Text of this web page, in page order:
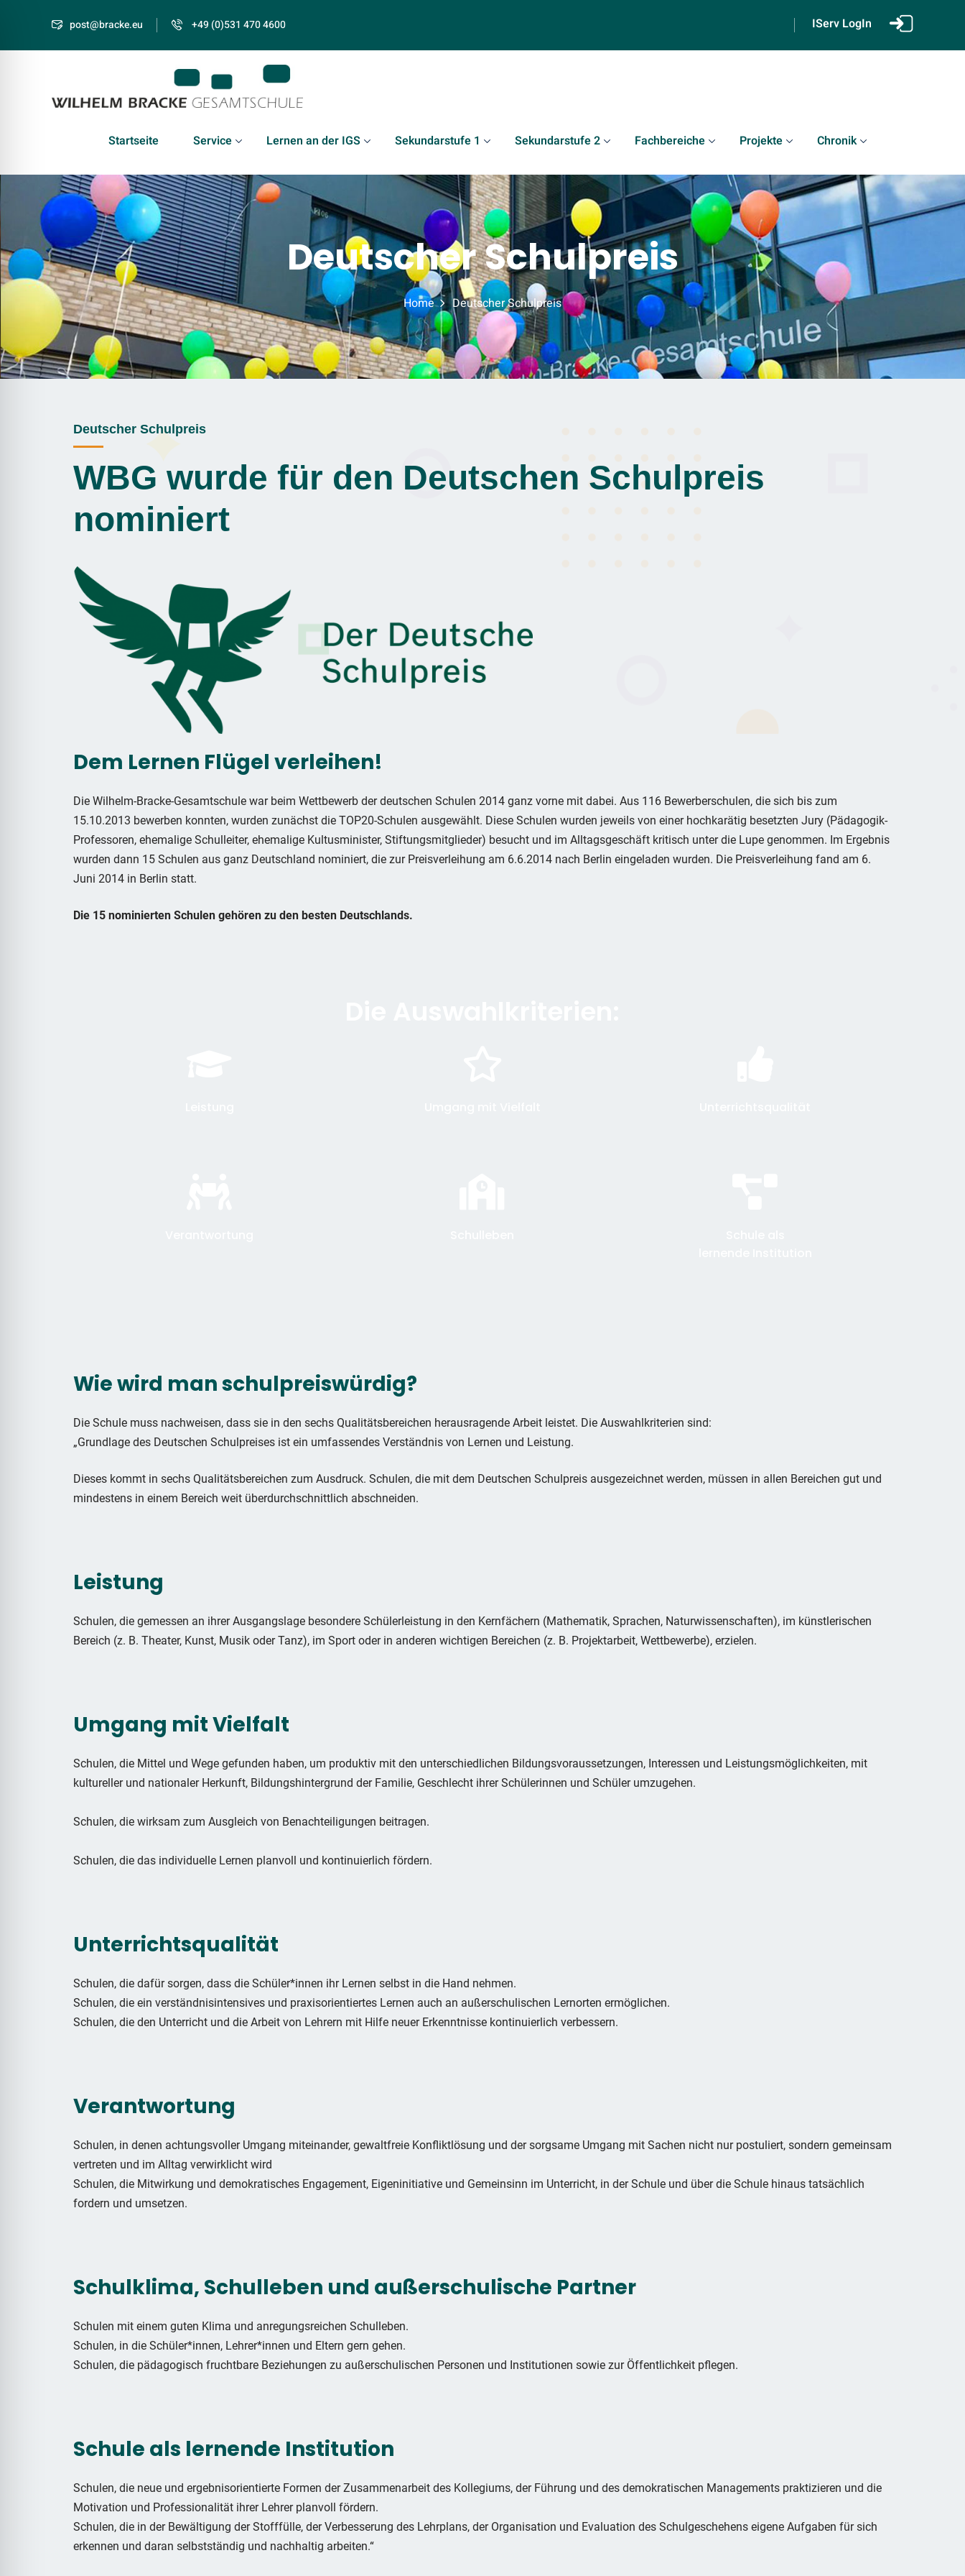
post@bracke.eu +49 (0)531 470 4600 IServ LogIn
Startseite Service Lernen an der IGS Sekundarstufe 1 Sekundarstufe 2 Fachbereiche Projekte Chronik
Deutscher Schulpreis
Home Deutscher Schulpreis
WBG wurde für den Deutschen Schulpreis
nominiert
Deutscher Schulpreis
Dem Lernen Flügel verleihen!
Die Wilhelm-Bracke-Gesamtschule war beim Wettbewerb der deutschen Schulen 2014 ganz vorne mit dabei. Aus 116 Bewerberschulen, die sich bis zum
15.10.2013 bewerben konnten, wurden zunächst die TOP20-Schulen ausgewählt. Diese Schulen wurden jeweils von einer hochkarätig besetzten Jury (Pädagogik-
Professoren, ehemalige Schulleiter, ehemalige Kultusminister, Stiftungsmitglieder) besucht und im Alltagsgeschäft kritisch unter die Lupe genommen. Im Ergebnis
wurden dann 15 Schulen aus ganz Deutschland nominiert, die zur Preisverleihung am 6.6.2014 nach Berlin eingeladen wurden. Die Preisverleihung fand am 6.
Juni 2014 in Berlin statt.
Die 15 nominierten Schulen gehören zu den besten Deutschlands.
Wie wird man schulpreiswürdig?
Die Schule muss nachweisen, dass sie in den sechs Qualitätsbereichen herausragende Arbeit leistet. Die Auswahlkriterien sind:
„Grundlage des Deutschen Schulpreises ist ein umfassendes Verständnis von Lernen und Leistung.
Dieses kommt in sechs Qualitätsbereichen zum Ausdruck. Schulen, die mit dem Deutschen Schulpreis ausgezeichnet werden, müssen in allen Bereichen gut und
mindestens in einem Bereich weit überdurchschnittlich abschneiden.
Leistung
Schulen, die gemessen an ihrer Ausgangslage besondere Schülerleistung in den Kernfächern (Mathematik, Sprachen, Naturwissenschaften), im künstlerischen
Bereich (z. B. Theater, Kunst, Musik oder Tanz), im Sport oder in anderen wichtigen Bereichen (z. B. Projektarbeit, Wettbewerbe), erzielen.
Umgang mit Vielfalt
Schulen, die Mittel und Wege gefunden haben, um produktiv mit den unterschiedlichen Bildungsvoraussetzungen, Interessen und Leistungsmöglichkeiten, mit
kultureller und nationaler Herkunft, Bildungshintergrund der Familie, Geschlecht ihrer Schülerinnen und Schüler umzugehen.
Schulen, die wirksam zum Ausgleich von Benachteiligungen beitragen.
Schulen, die das individuelle Lernen planvoll und kontinuierlich fördern.
Unterrichtsqualität
Schulen, die dafür sorgen, dass die Schüler*innen ihr Lernen selbst in die Hand nehmen.
Schulen, die ein verständnisintensives und praxisorientiertes Lernen auch an außerschulischen Lernorten ermöglichen.
Schulen, die den Unterricht und die Arbeit von Lehrern mit Hilfe neuer Erkenntnisse kontinuierlich verbessern.
Verantwortung
Schulen, in denen achtungsvoller Umgang miteinander, gewaltfreie Konfliktlösung und der sorgsame Umgang mit Sachen nicht nur postuliert, sondern gemeinsam
vertreten und im Alltag verwirklicht wird
Schulen, die Mitwirkung und demokratisches Engagement, Eigeninitiative und Gemeinsinn im Unterricht, in der Schule und über die Schule hinaus tatsächlich
fordern und umsetzen.
Schulklima, Schulleben und außerschulische Partner
Schulen mit einem guten Klima und anregungsreichen Schulleben.
Schulen, in die Schüler*innen, Lehrer*innen und Eltern gern gehen.
Schulen, die pädagogisch fruchtbare Beziehungen zu außerschulischen Personen und Institutionen sowie zur Öffentlichkeit pflegen.
Schule als lernende Institution
Schulen, die neue und ergebnisorientierte Formen der Zusammenarbeit des Kollegiums, der Führung und des demokratischen Managements praktizieren und die
Motivation und Professionalität ihrer Lehrer planvoll fördern.
Schulen, die in der Bewältigung der Stofffülle, der Verbesserung des Lehrplans, der Organisation und Evaluation des Schulgeschehens eigene Aufgaben für sich
erkennen und daran selbstständig und nachhaltig arbeiten.“